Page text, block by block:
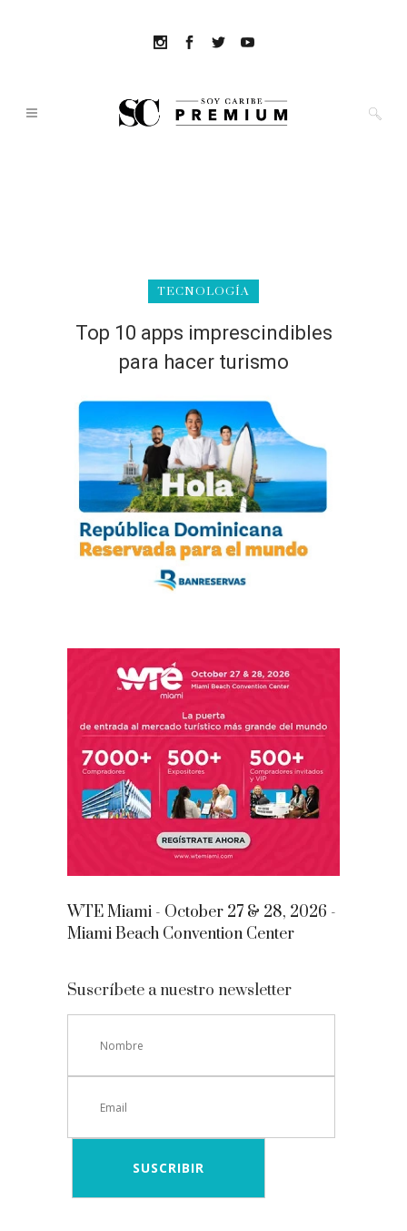
TECNOLOGÍA
Top 10 apps imprescindibles
para hacer turismo
WTE Miami - October 27 & 28, 2026 -
Miami Beach Convention Center
Suscríbete a nuestro newsletter